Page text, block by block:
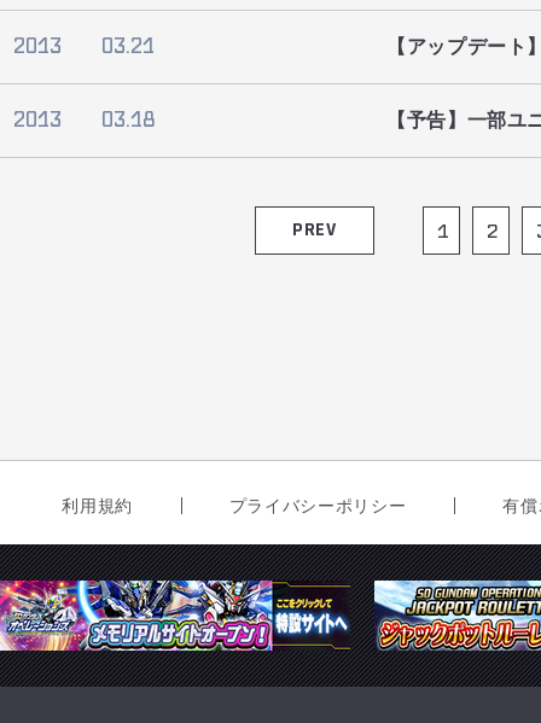
2013 03.21 【アップデート
2013 03.18 【予告】一部ユ
PREV 1 2
利用規約 プライバシーポリシー 有